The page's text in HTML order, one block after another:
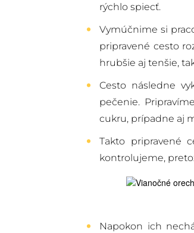
rýchlo spiecť.
Vymúčnime si
pripravené cesto
hrubšie aj tenšie,
Cesto následne
pečenie.
cukru, prípadne aj
Takto pripravené
kontrolujeme,
Napokon ich